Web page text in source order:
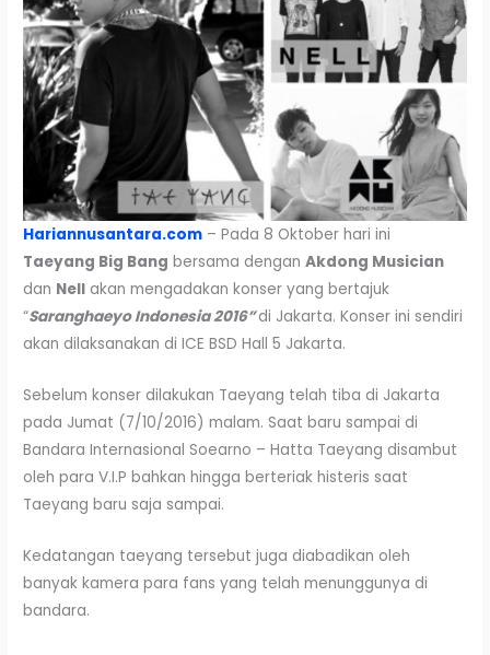
Hariannusantara.com – Pada 8 Oktober hari ini
Taeyang Big Bang bersama denganAkdong Musician
dan Nell akan mengadakan konser yang bertajuk
“Saranghaeyo Indonesia 2016” di Jakarta. Konser ini sendiri
akan dilaksanakan di ICE BSD Hall 5 Jakarta.
Sebelum konser dilakukan Taeyang telah tiba di Jakarta
pada Jumat (7/10/2016) malam. Saat baru sampai di
Bandara Internasional Soearno – Hatta Taeyang disambut
oleh para V.I.P bahkan hingga berteriak histeris saat
Taeyang baru saja sampai.
Kedatangan taeyang tersebut juga diabadikan oleh
banyak kamera para fans yang telah menunggunya di
bandara.